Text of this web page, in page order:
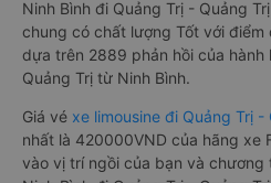
Ninh Bình đi Quảng Trị - Quảng
chung có chất lượng Tốt với
dựa trên 2889 phản hồi của hành
Quảng Trị từ Ninh Bình.
Giá vé xe limousine đi Quảng Trị
nhất là 420000VND của hãng xe
vào vị trí ngồi của bạn và chương